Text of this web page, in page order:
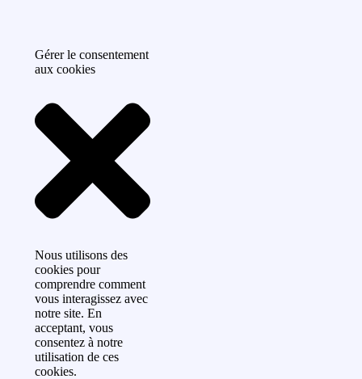
Gérer le consentement
aux cookies
Nous utilisons des
cookies pour
comprendre comment
vous interagissez avec
notre site. En
acceptant, vous
consentez à notre
utilisation de ces
cookies.